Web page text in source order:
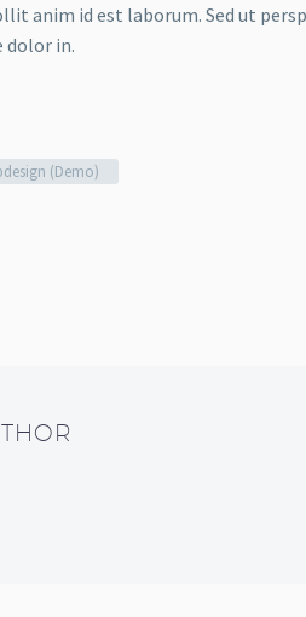
anim id est laborum. Sed ut
dolor in.
(Demo)